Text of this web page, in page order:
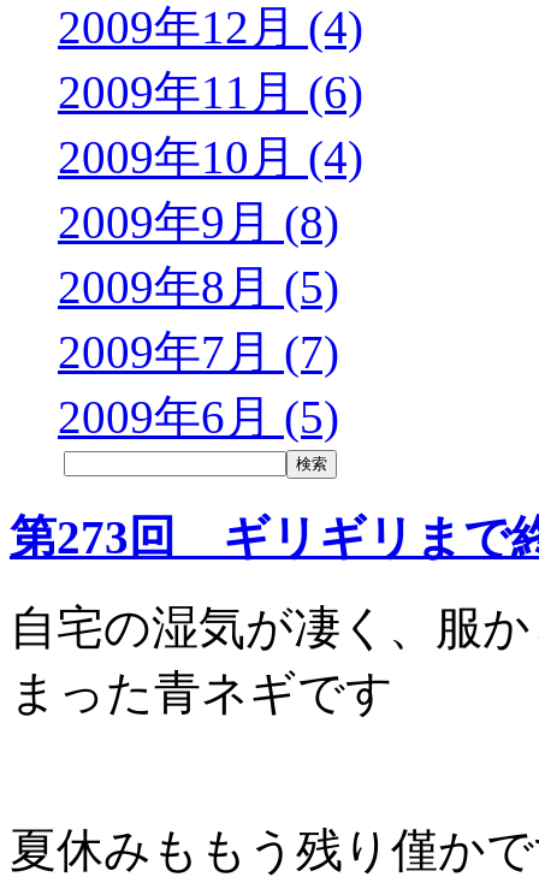
2009年12月 (4)
2009年11月 (6)
2009年10月 (4)
2009年9月 (8)
2009年8月 (5)
2009年7月 (7)
2009年6月 (5)
第273回 ギリギリまで
自宅の湿気が凄く、服
まった青ネギです
夏休みももう残り僅か